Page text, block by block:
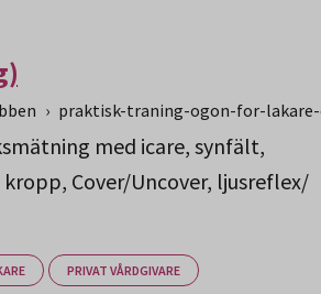
› praktisk-traning-ogon-for-
med icare, synfält,
Cover/Uncover, ljusreflex/
PRIVAT VÅRDGIVARE